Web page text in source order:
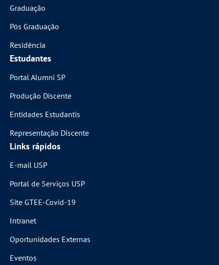
Graduação
Pós Graduação
Residência
Estudantes
Portal Alumni SP
Produção Discente
Entidades Estudantis
Representação Discente
Links rápidos
E-mail USP
Portal de Serviços USP
Site GTEE-Covid-19
Intranet
Oportunidades Externas
Eventos